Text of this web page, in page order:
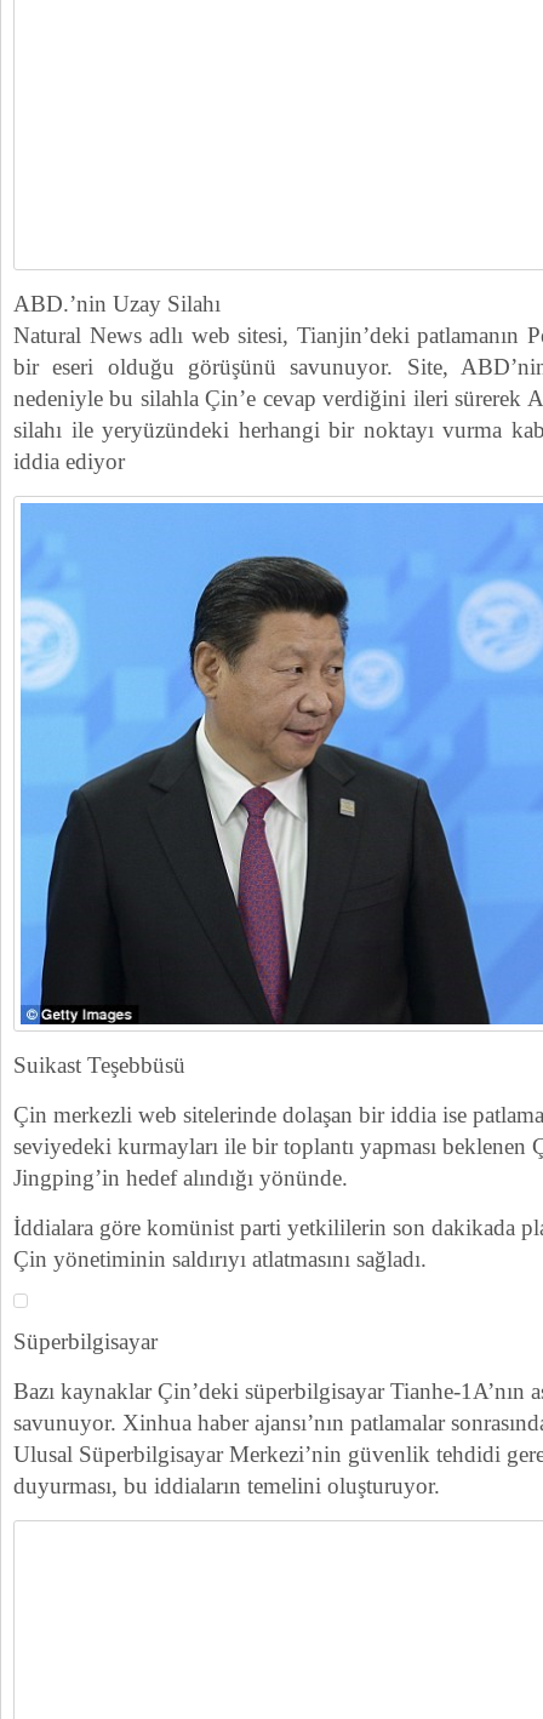
ABD.’nin Uzay Silahı
Natural News adlı web sitesi, Tianjin’deki patlamanın
bir eseri olduğu görüşünü savunuyor. Site,
nedeniyle bu silahla Çin’e cevap verdiğini ileri sürerek
silahı ile yeryüzündeki herhangi bir noktayı vurma
iddia ediyor
Suikast Teşebbüsü
Çin merkezli web sitelerinde dolaşan bir iddia ise
seviyedeki kurmayları ile bir toplantı yapması beklenen
Jingping’in hedef alındığı yönünde.
İddialara göre komünist parti yetkililerin son dakikada
Çin yönetiminin saldırıyı atlatmasını sağladı.
Süperbilgisayar
Bazı kaynaklar Çin’deki süperbilgisayar Tianhe-1A’nın
savunuyor. Xinhua haber ajansı’nın patlamalar
Ulusal Süperbilgisayar Merkezi’nin güvenlik tehdidi
duyurması, bu iddiaların temelini oluşturuyor.